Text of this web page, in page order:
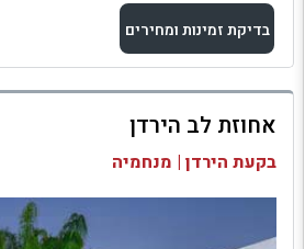
בדיקת זמינות ומחירים
למתחם זה
בדיקת זמינות ומחירים
אחוזת לב הירדן
בקעת הירדן | מנחמיה